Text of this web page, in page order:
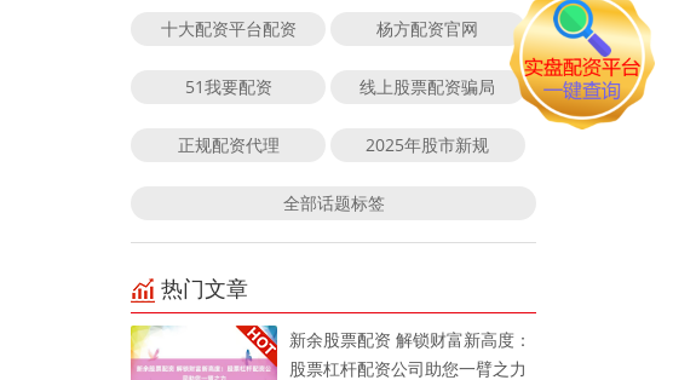
十大配资平台配资 杨方配资官网
51我要配资 线上股票配资骗局
正规配资代理 2025年股市新规
全部话题标签
热门文章
新余股票配资 解锁财富新高度：
股票杠杆配资公司助您一臂之力